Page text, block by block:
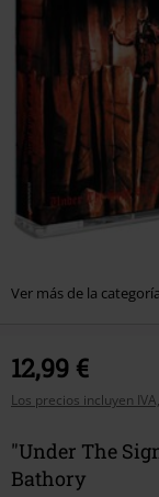
Ver más de la
12,99 €
Los precios incluyen
"Under The
Bathory